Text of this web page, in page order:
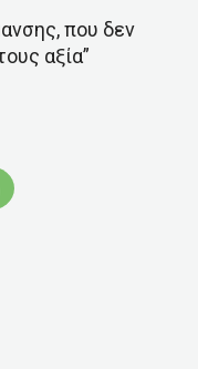
που δεν
αξία”